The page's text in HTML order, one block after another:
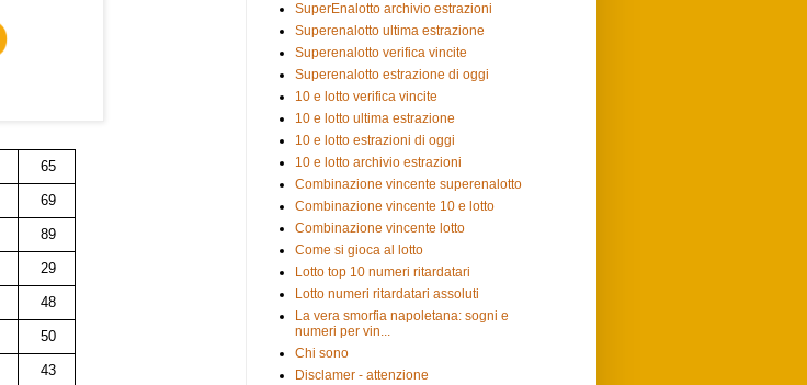
65
69
89
29
48
50
43
SuperEnalotto archivio estrazioni
Superenalotto ultima estrazione
Superenalotto verifica vincite
Superenalotto estrazione di oggi
10 e lotto verifica vincite
10 e lotto ultima estrazione
10 e lotto estrazioni di oggi
10 e lotto archivio estrazioni
Combinazione vincente superenalotto
Combinazione vincente 10 e lotto
Combinazione vincente lotto
Come si gioca al lotto
Lotto top 10 numeri ritardatari
Lotto numeri ritardatari assoluti
La vera smorfia napoletana: sogni e
numeri per vin...
Chi sono
Disclamer - attenzione